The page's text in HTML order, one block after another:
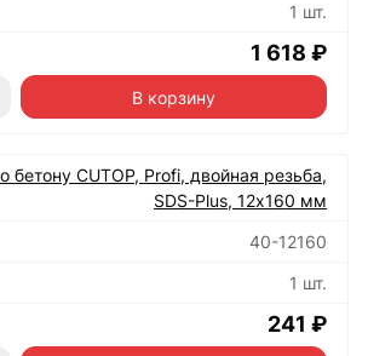
1 шт.
1 618 ₽
В корзину
бетону CUTOP, Profi, двойная резьба,
SDS-Plus, 12х160 мм
40-12160
1 шт.
241 ₽